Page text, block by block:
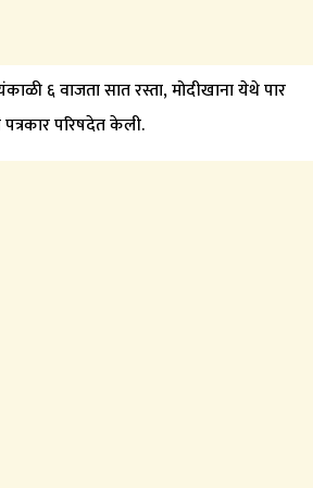
६ वाजता सात रस्ता, मोदीखाना येथे पार
परिषदेत केली.